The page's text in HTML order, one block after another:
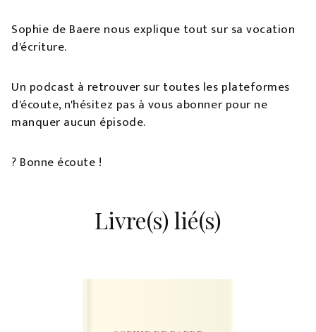
Sophie de Baere nous explique tout sur sa vocation
d'écriture.
Un podcast à retrouver sur toutes les plateformes
d'écoute, n'hésitez pas à vous abonner pour ne
manquer aucun épisode.
? Bonne écoute !
Livre(s) lié(s)